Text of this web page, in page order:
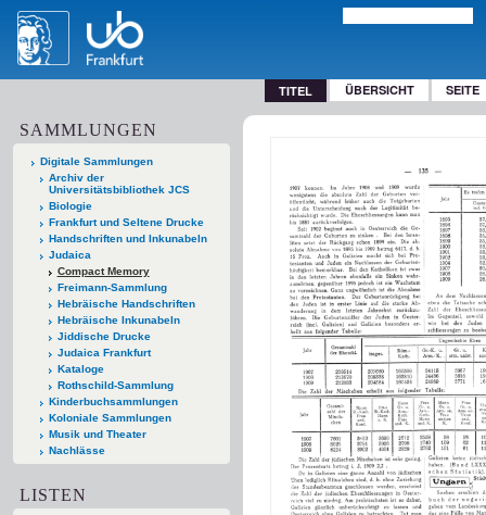
TITEL ÜBERSICHT SEITE
SAMMLUNGEN
Digitale Sammlungen
Archiv der
Universitätsbibliothek JCS
Biologie
Frankfurt und Seltene Drucke
Handschriften und Inkunabeln
Judaica
Compact Memory
Freimann-Sammlung
Hebräische Handschriften
Hebräische Inkunabeln
Jiddische Drucke
Judaica Frankfurt
Kataloge
Rothschild-Sammlung
Kinderbuchsammlungen
Koloniale Sammlungen
Musik und Theater
Nachlässe
LISTEN